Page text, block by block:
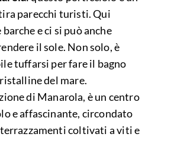
parecchi turisti. Qui
e ci si può anche
il sole. Non solo, è
tuffarsi per fare il bagno
del mare.
di Manarola, è un centro
e affascinante, circondato
coltivati a viti e